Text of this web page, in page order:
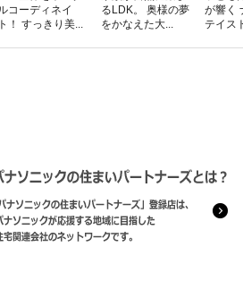
コーディネイ
ト！ すっきり美...
るLDK。 奥様の夢
をかなえた大...
が響く
テイス